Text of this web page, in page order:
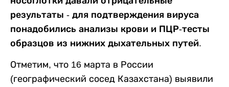
результаты - для подтверждения вируса
понадобились анализы крови и ПЦР-тесты
образцов из нижних дыхательных путей.
Отметим, что 16 марта в России
(географический сосед Казахстана) выявили